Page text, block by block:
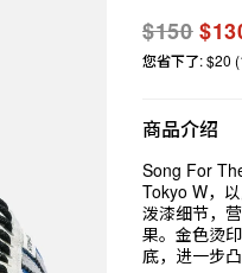
$150
您省下了: $20
商品介绍
Song For
Tokyo W，
泼漆细节，
果。金色烫
底，进一步